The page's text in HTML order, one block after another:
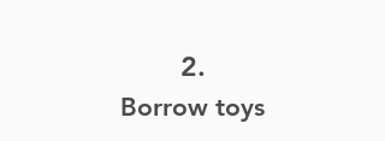
2.
Borrow toys